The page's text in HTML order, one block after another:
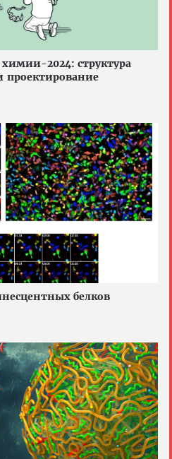
2024: структура
проектирование
белков